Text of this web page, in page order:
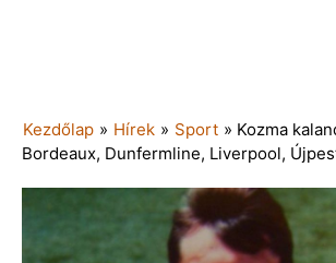
Kezdőlap » Hírek » Sport » Kozma
Bordeaux, Dunfermline, Liverpool,